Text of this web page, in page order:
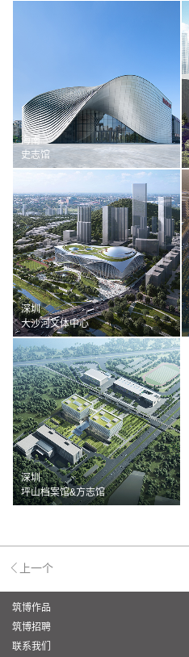
海南
史志馆
深圳
大沙河文体中心
深圳
坪山档案馆&方志馆
上一个
筑博作品
筑博招聘
联系我们